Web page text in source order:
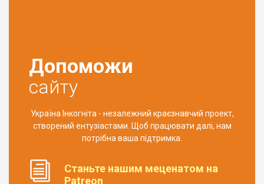
Допоможи
сайту
Україна Інкогніта - незалежний краєзнавчий проект,
створений ентузіастами. Щоб працювати далі, нам
потрібна ваша підтримка.
Станьте нашим меценатом на
Patreon